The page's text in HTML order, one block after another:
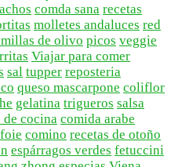
comda sana recetas
molletes andaluces red
de olivo picos veggie
Viajar para comer
sal tupper reposteria
queso mascarpone coliflor
gelatina trigueros salsa
de cocina comida arabe
foie comino recetas de otoño
espárragos verdes fetuccini